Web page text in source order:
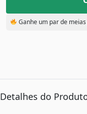
Ganhe um par de
Detalhes do